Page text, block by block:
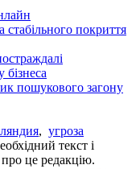
стабільного покриття
пошукового загону
, угроза
текст і
це редакцію.